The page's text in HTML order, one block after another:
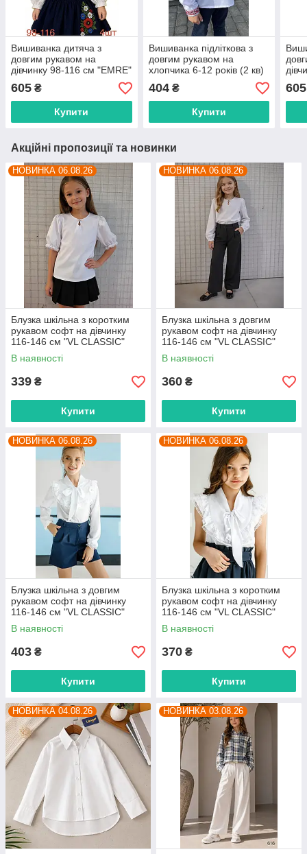
Вишиванка дитяча з
довгим рукавом на
дівчинку 98-116 см "EMRE"
недорого від прямого
постачальника
605 ₴
Купити
Вишиванка підліткова з
довгим рукавом на
хлопчика 6-12 років (2 кв)
"TURHAN" недорогого від
прямого постачальника
404₴
Купити
605
Акційні пропозиції та новинки
НОВИНКА 06.08.26
Блузка шкільна з коротким
рукавом софт на дівчинку
116-146 см "VL CLASSIC"
недорого від прямого
постачальника
В наявності
339 ₴
Купити
НОВИНКА 06.08.26
Блузка шкільна з довгим
рукавом софт на дівчинку
116-146 см "VL CLASSIC"
недорого від прямого
постачальника
В наявності
360 ₴
Купити
НОВИНКА 06.08.26
Блузка шкільна з довгим
рукавом софт на дівчинку
116-146 см "VL CLASSIC"
недорого від прямого
постачальника
В наявності
403 ₴
Купити
НОВИНКА 06.08.26
Блузка шкільна з коротким
рукавом софт на дівчинку
116-146 см "VL CLASSIC"
недорого від прямого
постачальника
В наявності
370 ₴
Купити
НОВИНКА 04.08.26 НОВИНКА 03.08.26